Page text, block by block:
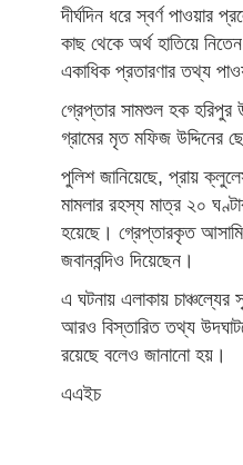
দীর্ঘদিন ধরে স্বর্ণ পাওয়ার
কাছ থেকে অর্থ হাতিয়ে
একাধিক প্রতারণার তথ্য
গ্রেপ্তার সামশুল হক হরিপুর
গ্রামের মৃত মফিজ উদ্দিনের
পুলিশ জানিয়েছে, প্রায়
মামলার রহস্য মাত্র ২০
হয়েছে। গ্রেপ্তারকৃত
জবানবন্দিও দিয়েছেন।
এ ঘটনায় এলাকায় চাঞ্চল্যের
আরও বিস্তারিত তথ্য
রয়েছে বলেও জানানো হয়।
এএইচ